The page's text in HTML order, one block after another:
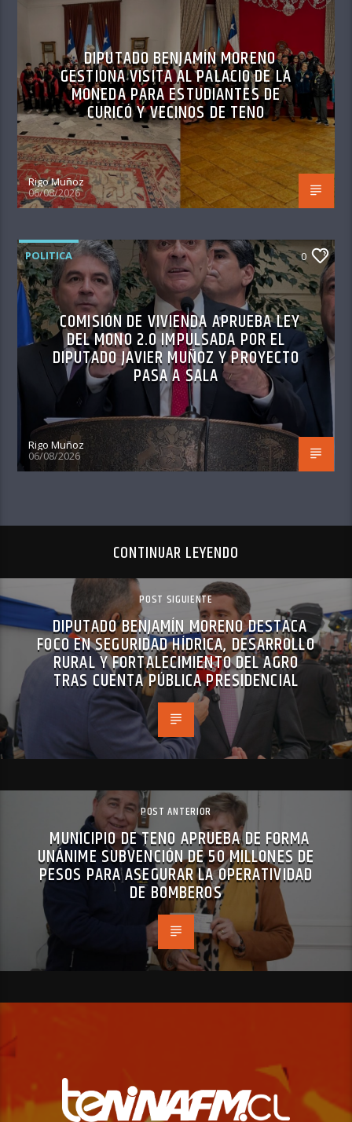
DIPUTADO BENJAMÍN MORENO
GESTIONA VISITA AL PALACIO DE LA
MONEDA PARA ESTUDIANTES DE
CURICÓ Y VECINOS DE TENO
Rigo Muñoz
06/08/2026
POLITICA 0
COMISIÓN DE VIVIENDA APRUEBA LEY
DEL MONO 2.0 IMPULSADA POR EL
DIPUTADO JAVIER MUÑOZ Y PROYECTO
PASA A SALA
Rigo Muñoz
06/08/2026
CONTINUAR LEYENDO
POST SIGUIENTE
DIPUTADO BENJAMÍN MORENO DESTACA
FOCO EN SEGURIDAD HÍDRICA, DESARROLLO
RURAL Y FORTALECIMIENTO DEL AGRO
TRAS CUENTA PÚBLICA PRESIDENCIAL
POST ANTERIOR
MUNICIPIO DE TENO APRUEBA DE FORMA
UNÁNIME SUBVENCIÓN DE 50 MILLONES DE
PESOS PARA ASEGURAR LA OPERATIVIDAD
DE BOMBEROS